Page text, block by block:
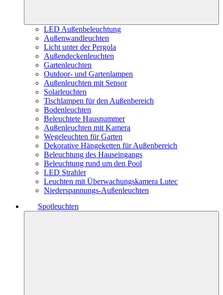
LED Außenbeleuchtung
Außenwandleuchten
Licht unter der Pergola
Außendeckenleuchten
Gartenleuchten
Outdoor- und Gartenlampen
Außenleuchten mit Sensor
Solarleuchten
Tischlampen für den Außenbereich
Bodenleuchten
Beleuchtete Hausnummer
Außenleuchten mit Kamera
Wegeleuchten für Garten
Dekorative Hängeketten für Außenbereich
Beleuchtung des Hauseingangs
Beleuchtung rund um den Pool
LED Strahler
Leuchten mit Überwachungskamera Lutec
Niederspannungs-Außenleuchten
Spotleuchten